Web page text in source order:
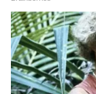
3
10